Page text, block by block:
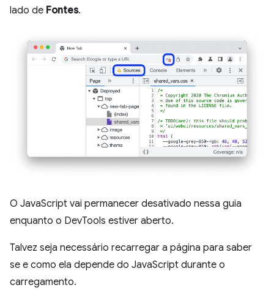
lado de Fontes.
O JavaScript vai permanecer desativado nessa guia
enquanto o DevTools estiver aberto.
Talvez seja necessário recarregar a página para saber
se e como ela depende do JavaScript durante o
carregamento.